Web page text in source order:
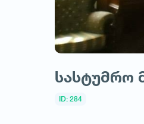
სასტუმრო
ID: 284